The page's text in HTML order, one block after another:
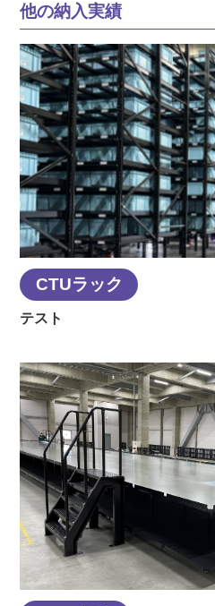
他の納入実績
CTUラック
テスト